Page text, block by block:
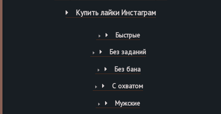
Купить лайки Инстаграм
Быстрые
Без заданий
Без бана
С охватом
Мужские